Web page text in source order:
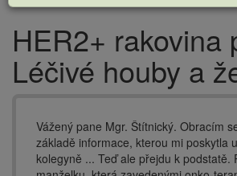
Drobečková
navigace
HER2+ rakovina
Léčivé houby a
Vážený pane Mgr. Štítnický. Obracím
základě informace, kterou mi poskytla
kolegyně ... Teď ale přejdu k podstatě.